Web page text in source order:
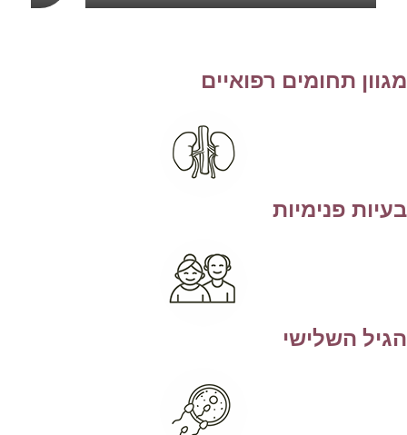
תחומים רפואיים
פנימיות
השלישי